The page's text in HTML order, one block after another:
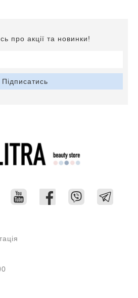
про акції та новинки!
Підписатись